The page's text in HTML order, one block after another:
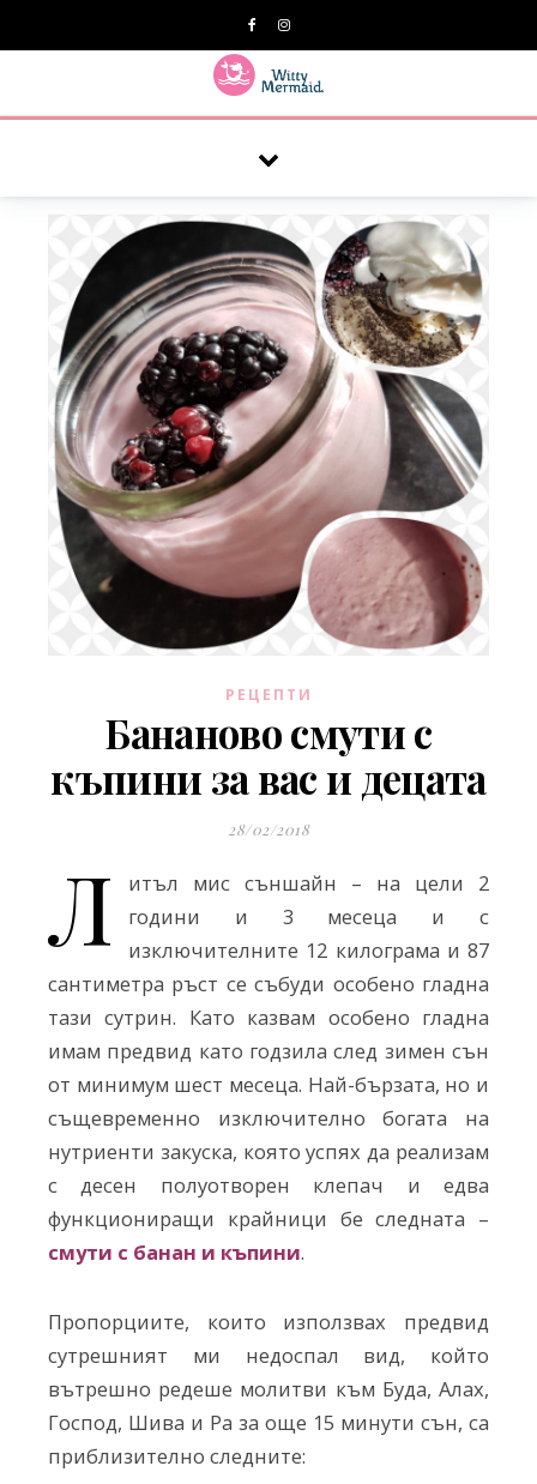
РЕЦЕПТИ
Бананово смути с
къпини за вас и децата
28/02/2018
Л
итъл мис съншайн – на цели 2
години и 3 месеца и с
изключителните 12 килограма и 87
сантиметра ръст се събуди особено гладна
тази сутрин. Като казвам особено гладна
имам предвид като годзила след зимен сън
от минимум шест месеца. Най-бързата, но и
същевременно изключително богата на
нутриенти закуска, която успях да реализам
с десен полуотворен клепач и едва
функциониращи крайници бе следната –
смути с банан и къпини.
Пропорциите, които използвах предвид
сутрешният ми недоспал вид, който
вътрешно редеше молитви към Буда, Алах,
Господ, Шива и Ра за още 15 минути сън, са
приблизително следните: